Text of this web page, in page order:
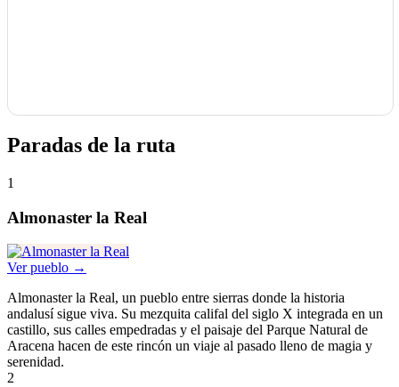
Paradas de la ruta
1
Almonaster la Real
Ver pueblo →
Almonaster la Real, un pueblo entre sierras donde la historia
andalusí sigue viva. Su mezquita califal del siglo X integrada en un
castillo, sus calles empedradas y el paisaje del Parque Natural de
Aracena hacen de este rincón un viaje al pasado lleno de magia y
serenidad.
2